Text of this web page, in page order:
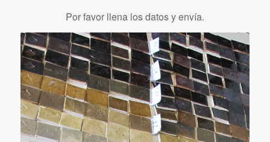
Por favor llena los datos y envía.